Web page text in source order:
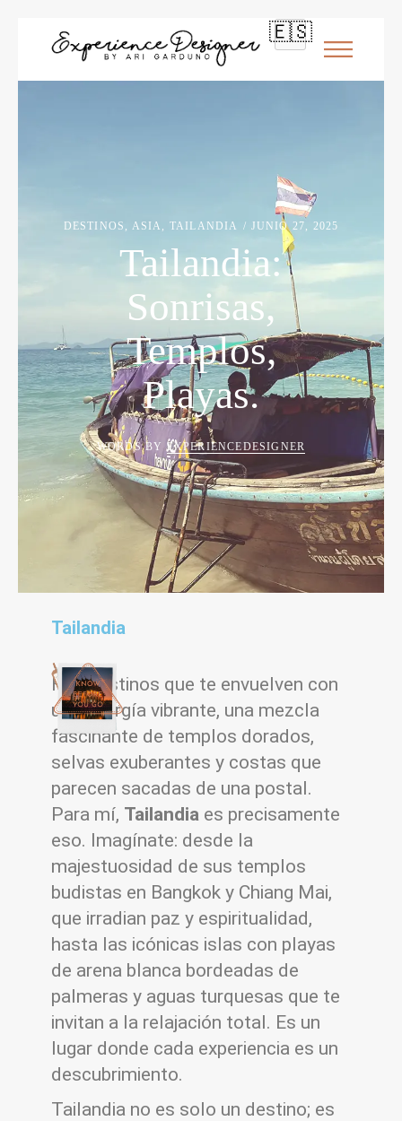
🇪🇸
DESTINOS , ASIA , TAILANDIA JUNIO 27, 2025
Tailandia:
Sonrisas,
Templos,
Playas.
WORDS BYEXPERIENCEDESIGNER
Tailandia
Hay destinos que te envuelven con
una energía vibrante, una mezcla
fascinante de templos dorados,
selvas exuberantes y costas que
parecen sacadas de una postal.
Para mí, Tailandiaes precisamente
eso. Imagínate: desde la
majestuosidad de sus templos
budistas en Bangkok y Chiang Mai,
que irradian paz y espiritualidad,
hasta las icónicas islas con playas
de arena blanca bordeadas de
palmeras y aguas turquesas que te
invitan a la relajación total. Es un
lugar donde cada experiencia es un
descubrimiento.
Tailandia no es solo un destino; es